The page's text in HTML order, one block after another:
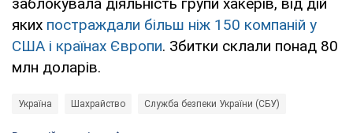
заблокувала діяльність групи хакерів, від дій
яких постраждали більш ніж 150 компаній у
США і країнах Європи. Збитки склали понад 80
млн доларів.
Україна Шахрайство Служба безпеки України (СБУ)